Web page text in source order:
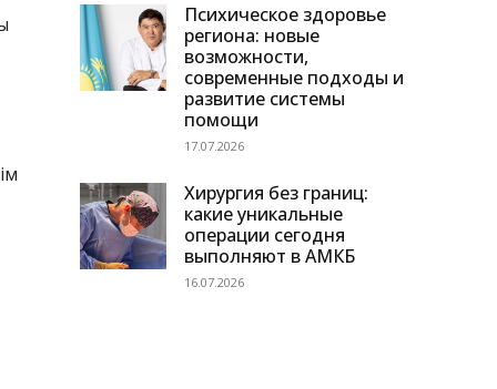
Психическое здоровье
региона: новые
возможности,
современные подходы и
развитие системы
помощи
17.07.2026
Хирургия без границ:
какие уникальные
операции сегодня
выполняют в АМКБ
16.07.2026